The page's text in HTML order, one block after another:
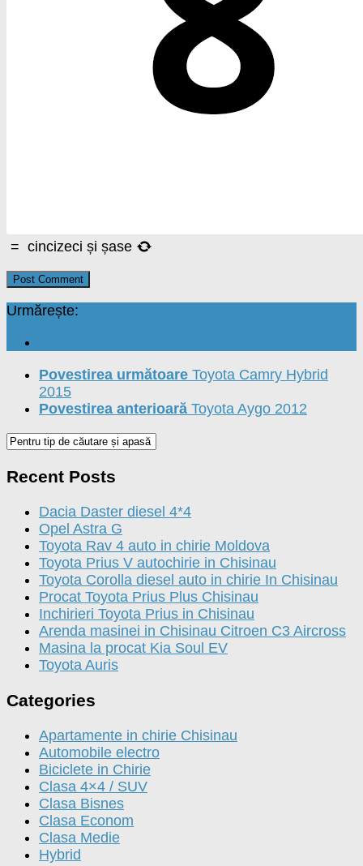
= cincizeci și șase
Urmărește:
Povestirea următoare Toyota Camry Hybrid
2015
Povestirea anterioară Toyota Aygo 2012
Recent Posts
Dacia Daster diesel 4*4
Opel Astra G
Toyota Rav 4 auto in chirie Moldova
Toyota Prius V autochirie in Chisinau
Toyota Corolla diesel auto in chirie In Chisinau
Procat Toyota Prius Plus Chisinau
Inchirieri Toyota Prius in Chisinau
Arenda masinei in Chisinau Citroen C3 Aircross
Masina la procat Kia Soul EV
Toyota Auris
Categories
Apartamente in chirie Chisinau
Automobile electro
Biciclete in Chirie
Clasa 4×4 / SUV
Clasa Bisnes
Clasa Econom
Clasa Medie
Hybrid